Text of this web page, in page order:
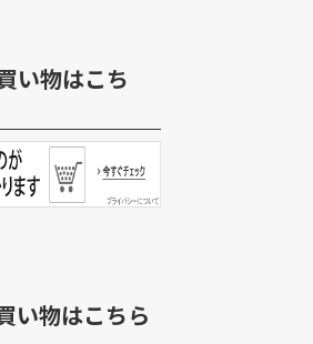
い物はこち
い物はこちら